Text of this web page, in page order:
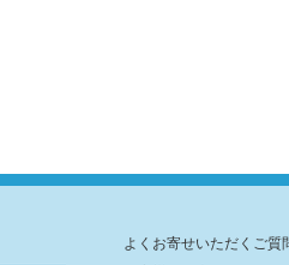
よくお寄せいただくご質